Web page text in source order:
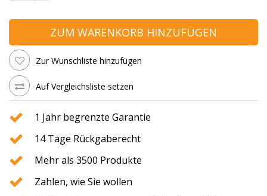
ZUM WARENKORB HINZUFÜGEN
Zur Wunschliste hinzufügen
Auf Vergleichsliste setzen
1 Jahr begrenzte Garantie
14 Tage Rückgaberecht
Mehr als 3500 Produkte
Zahlen, wie Sie wollen